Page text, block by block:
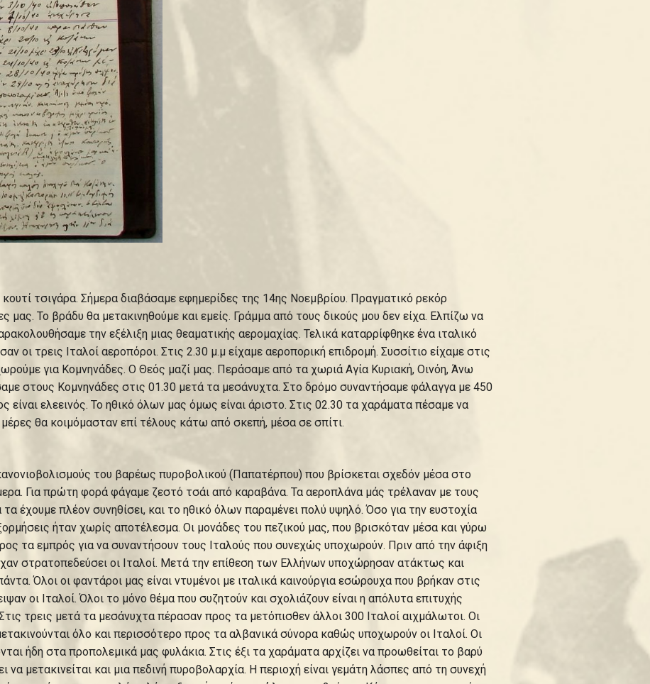
τσιγάρα. Σήμερα διαβάσαμε εφημερίδες της 14ης Νοεμβρίου. Πραγματικό ρεκόρ
μας. Το βράδυ θα μετακινηθούμε και εμείς. Γράμμα από τους δικούς μου δεν είχα. Ελπίζω να
την εξέλιξη μιας θεαματικής αερομαχίας. Τελικά καταρρίφθηκε ένα ιταλικό
οι τρεις Ιταλοί αεροπόροι. Στις 2.30 μ.μ είχαμε αεροπορική επιδρομή. Συσσίτιο είχαμε στις
για Κομνηνάδες. Ο Θεός μαζί μας. Περάσαμε από τα χωριά Αγία Κυριακή, Οινόη, Άνω
στους Κομνηνάδες στις 01.30 μετά τα μεσάνυχτα. Στο δρόμο συναντήσαμε φάλαγγα με 450
είναι ελεεινός. Το ηθικό όλων μας όμως είναι άριστο. Στις 02.30 τα χαράματα πέσαμε να
θα κοιμόμασταν επί τέλους κάτω από σκεπή, μέσα σε σπίτι.
του βαρέως πυροβολικού (Παπατέρπου) που βρίσκεται σχεδόν μέσα στο
Για πρώτη φορά φάγαμε ζεστό τσάι από καραβάνα. Τα αεροπλάνα μάς τρέλαναν με τους
έχουμε πλέον συνηθίσει, και το ηθικό όλων παραμένει πολύ υψηλό. Όσο για την ευστοχία
ήταν χωρίς αποτέλεσμα. Οι μονάδες του πεζικού μας, που βρισκόταν μέσα και γύρω
τα εμπρός για να συναντήσουν τους Ιταλούς που συνεχώς υποχωρούν. Πριν από την άφιξη
στρατοπεδεύσει οι Ιταλοί. Μετά την επίθεση των Ελλήνων υποχώρησαν ατάκτως και
Όλοι οι φαντάροι μας είναι ντυμένοι με ιταλικά καινούργια εσώρουχα που βρήκαν στις
οι Ιταλοί. Όλοι το μόνο θέμα που συζητούν και σχολιάζουν είναι η απόλυτα επιτυχής
τρεις μετά τα μεσάνυχτα πέρασαν προς τα μετόπισθεν άλλοι 300 Ιταλοί αιχμάλωτοι. Οι
όλο και περισσότερο προς τα αλβανικά σύνορα καθώς υποχωρούν οι Ιταλοί. Οι
ήδη στα προπολεμικά μας φυλάκια. Στις έξι τα χαράματα αρχίζει να προωθείται το βαρύ
να μετακινείται και μια πεδινή πυροβολαρχία. Η περιοχή είναι γεμάτη λάσπες από τη συνεχή